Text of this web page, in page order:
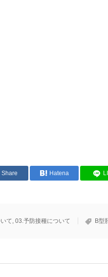
Share Hatena
て 03.予防接種について B型